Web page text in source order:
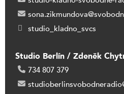
studio_kladno_svcs
Studio Berlín / Zdeněk
734 807 379